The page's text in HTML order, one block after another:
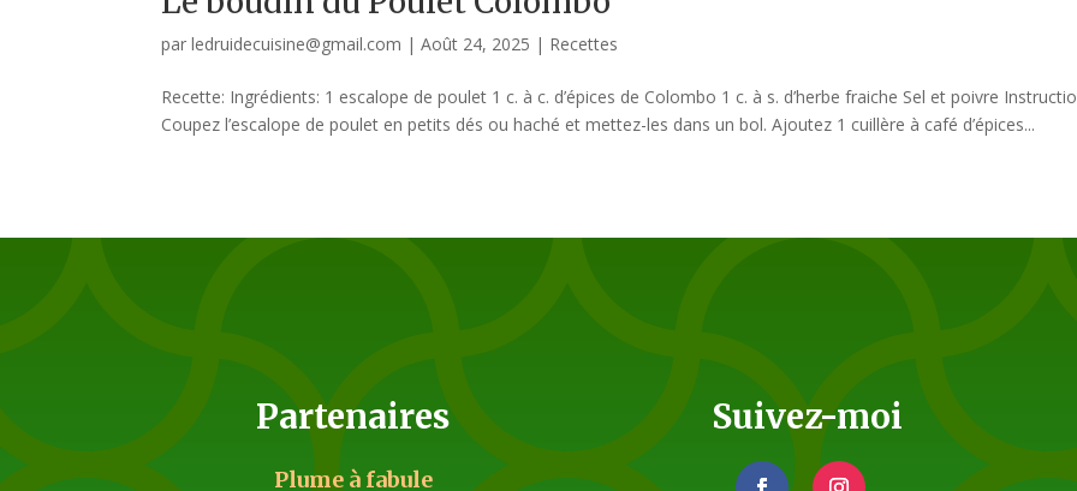
parledruidecuisine@gmail.com |Août 24, 2025 | Recettes
Recette: Ingrédients: 1 escalope de poulet 1 c. à c. d’épices de Colombo 1 c. à s. d’herbe fraiche Sel et poivre
Coupez l’escalope de poulet en petits dés ou haché et mettez-les dans un bol. Ajoutez 1 cuillère à café d’épices...
Partenaires
Plume à fabule
Suivez-moi